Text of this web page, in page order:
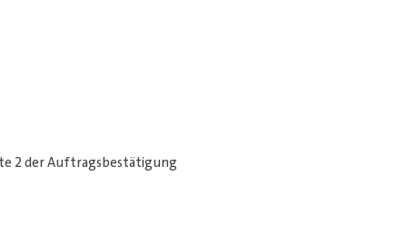
2 der Auftragsbestätigung